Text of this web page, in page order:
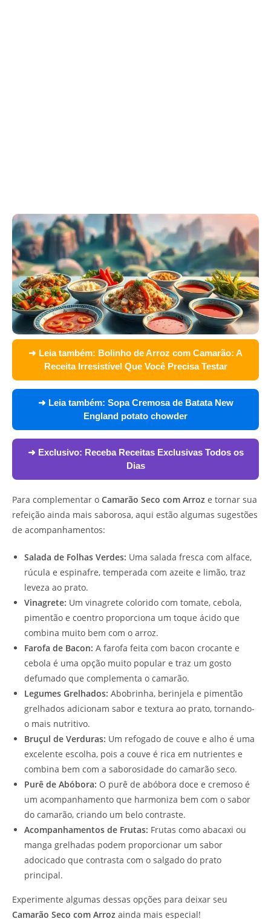
➜ Leia também: Bolinho de Arroz com Camarão: A
Receita Irresistível Que Você Precisa Testar
➜ Leia também: Sopa Cremosa de Batata New
England potato chowder
➜ Exclusivo: Receba Receitas Exclusivas Todos os
Dias
Para complementar o Camarão Seco com Arroz e tornar sua
refeição ainda mais saborosa, aqui estão algumas sugestões
de acompanhamentos:
Salada de Folhas Verdes: Uma salada fresca com alface,
rúcula e espinafre, temperada com azeite e limão, traz
leveza ao prato.
Vinagrete: Um vinagrete colorido com tomate, cebola,
pimentão e coentro proporciona um toque ácido que
combina muito bem com o arroz.
Farofa de Bacon: A farofa feita com bacon crocante e
cebola é uma opção muito popular e traz um gosto
defumado que complementa o camarão.
Legumes Grelhados: Abobrinha, berinjela e pimentão
grelhados adicionam sabor e textura ao prato, tornando-
o mais nutritivo.
Bruçul de Verduras: Um refogado de couve e alho é uma
excelente escolha, pois a couve é rica em nutrientes e
combina bem com a saborosidade do camarão seco.
Purê de Abóbora: O purê de abóbora doce e cremoso é
um acompanhamento que harmoniza bem com o sabor
do camarão, criando um belo contraste.
Acompanhamentos de Frutas: Frutas como abacaxi ou
manga grelhadas podem proporcionar um sabor
adocicado que contrasta com o salgado do prato
principal.
Experimente algumas dessas opções para deixar seu
Camarão Seco com Arroz ainda mais especial!